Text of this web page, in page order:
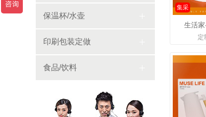
保温杯/水壶
印刷包装定做
食品/饮料
集采
生活
定